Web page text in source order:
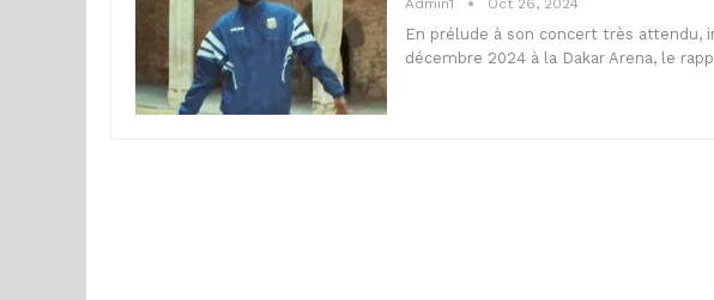
Admin1 Oct 26, 2024
En prélude à son concert très attendu,
décembre 2024 à la Dakar Arena, le